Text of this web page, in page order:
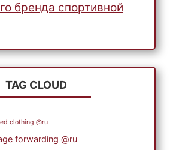
бренда спортивной
TAG CLOUD
clothing @ru
forwarding @ru